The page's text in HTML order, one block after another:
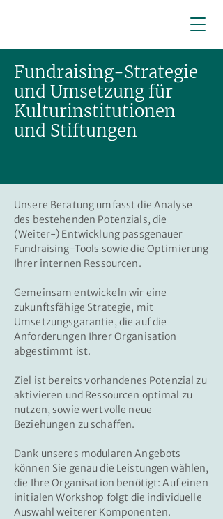
Fundraising-Strategie
und Umsetzung für
Kulturinstitutionen
und Stiftungen
Unsere Beratung umfasst die Analyse
des bestehenden Potenzials, die
(Weiter-) Entwicklung passgenauer
Fundraising-Tools sowie die Optimierung
Ihrer internen Ressourcen.
Gemeinsam entwickeln wir eine
zukunftsfähige Strategie, mit
Umsetzungsgarantie, die auf die
Anforderungen Ihrer Organisation
abgestimmt ist.
Ziel ist bereits vorhandenes Potenzial zu
aktivieren und Ressourcen optimal zu
nutzen, sowie wertvolle neue
Beziehungen zu schaffen.
Dank unseres modularen Angebots
können Sie genau die Leistungen wählen,
die Ihre Organisation benötigt: Auf einen
initialen Workshop folgt die individuelle
Auswahl weiterer Komponenten.